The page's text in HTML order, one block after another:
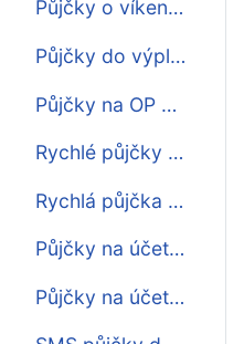
Půjčky o víkendu do výplaty ihned na účet
Půjčky do výplaty online ihned na účet
Půjčky na OP do výplaty
Rychlé půjčky do výplaty na splátky
Rychlá půjčka do výplaty na splátky
Půjčky na účet ihned do výplaty
Půjčky na účet do výplaty ještě dnes